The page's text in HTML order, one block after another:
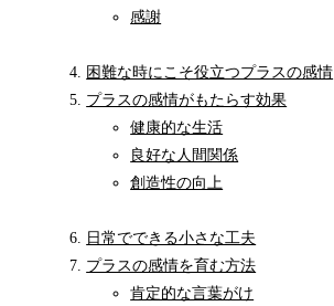
感謝
困難な時にこそ役立つプラスの感情
プラスの感情がもたらす効果
健康的な生活
良好な人間関係
創造性の向上
日常でできる小さな工夫
プラスの感情を育む方法
肯定的な言葉がけ